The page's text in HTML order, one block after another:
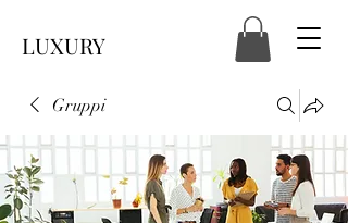
LUXURY
Gruppi